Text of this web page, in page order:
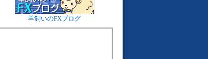
羊飼いのFXブログ